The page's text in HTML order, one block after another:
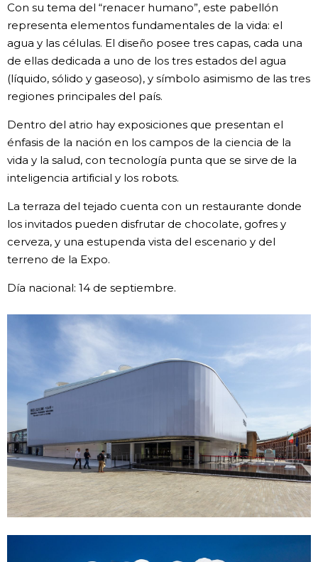
Datos de Japón
Fragmentos de Japón
Gente
Blog
Tokio
Avisos
Con su tema del “renacer humano”, este pabellón
representa elementos fundamentales de la vida: el
agua y las células. El diseño posee tres capas, cada una
de ellas dedicada a uno de los tres estados del agua
(líquido, sólido y gaseoso), y símbolo asimismo de las tres
regiones principales del país.
Dentro del atrio hay exposiciones que presentan el
énfasis de la nación en los campos de la ciencia de la
vida y la salud, con tecnología punta que se sirve de la
inteligencia artificial y los robots.
La terraza del tejado cuenta con un restaurante donde
los invitados pueden disfrutar de chocolate, gofres y
cerveza, y una estupenda vista del escenario y del
terreno de la Expo.
Día nacional: 14 de septiembre.